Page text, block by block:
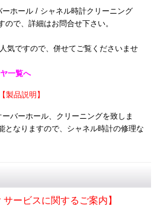
ホール / シャネル時計クリーニング
で、詳細はお問合せ下さい。
気ですので、併せてご覧くださいませ
一覧へ
【製品説明】
バーホール、クリーニングを致しま
となりますので、シャネル時計の修理な
サービスに関するご案内】